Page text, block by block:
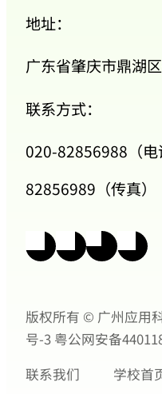
地址：
广东省肇庆市鼎湖
联系方式：
020-82856988（电
82856989（传真）
版权所有 © 广州应用
号-3 粤公网安备
联系我们
学校首